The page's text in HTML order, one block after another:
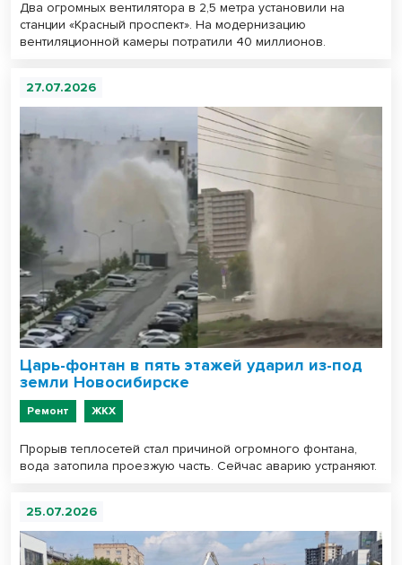
Два огромных вентилятора в 2,5 метра установили на
станции «Красный проспект». На модернизацию
вентиляционной камеры потратили 40 миллионов.
27.07.2026
Царь-фонтан в пять этажей ударил из-под
земли Новосибирске
Ремонт ЖКХ
Прорыв теплосетей стал причиной огромного фонтана,
вода затопила проезжую часть. Сейчас аварию устраняют.
25.07.2026